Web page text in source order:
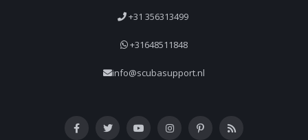
+31 356313499
+31648511848
info@scubasupport.nl